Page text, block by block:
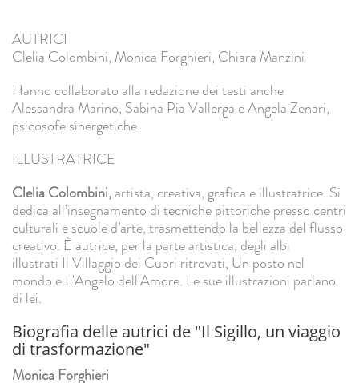
AUTRICI
Clelia Colombini, Monica Forghieri, Chiara Manzini
Hanno collaborato alla redazione dei testi anche
Alessandra Marino, Sabina Pia Vallerga e Angela Zenari,
psicosofe sinergetiche.
ILLUSTRATRICE
Clelia Colombini,artista, creativa, grafica e illustratrice. Si
dedica all’insegnamento di tecniche pittoriche presso centri
culturali e scuole d’arte, trasmettendo la bellezza del flusso
creativo. È autrice, per la parte artistica, degli albi
illustrati Il Villaggio dei Cuori ritrovati, Un posto nel
mondo e L'Angelo dell'Amore. Le sue illustrazioni parlano
di lei.
Biografia delle autrici de "Il Sigillo, un viaggio
di trasformazione"
Monica Forghieri